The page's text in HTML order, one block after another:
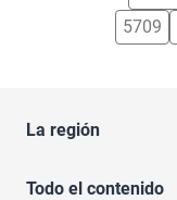
5709
La región
Todo el contenido